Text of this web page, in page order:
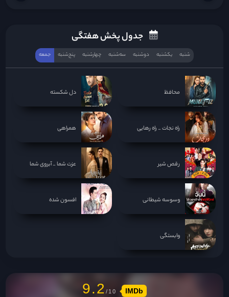
جدول پخش هفتگی
شنبه یکشنبه دوشنبه سه‌‌شنبه چهارشنبه پنج‌شنبه جمعه
محافظ دل شکسته
راه نجات _ راه رهایی همراهی
رقص شیر عزت شما _ آبروی شما
وسوسه شیطانی افسون شده
وابستگی
9.2 IMDb